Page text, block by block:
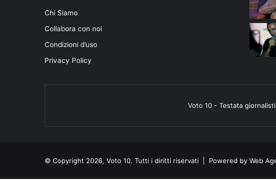
Chi Siamo
Collabora con noi
Condizioni d’uso
Privacy Policy
Voto 10 - Testata
© Copyright 2026, Voto 10. Tutti i diritti riservati | Powered by Web